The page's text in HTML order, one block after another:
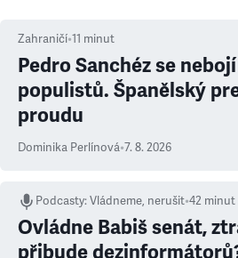
Zahraničí•11 minut
Pedro Sanchéz se
populistů. Španělský
proudu
Dominika Perlínová•7. 8. 2026
Podcasty:Vládneme, nerušit•42 minut
Ovládne Babiš senát,
přibude